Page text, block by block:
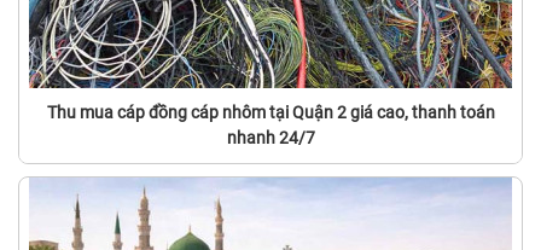
Thu mua cáp đồng cáp nhôm tại Quận 2 giá cao, thanh toán
nhanh 24/7